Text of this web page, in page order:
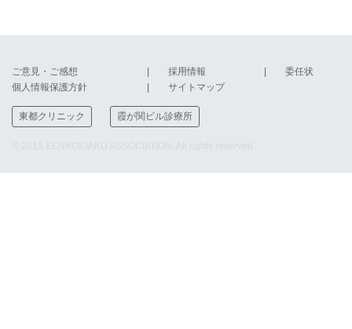
ご意見・ご感想 採用情報
委任状
個人情報保護方針
サイトマップ
東都クリニック 霞が関ビル診療所